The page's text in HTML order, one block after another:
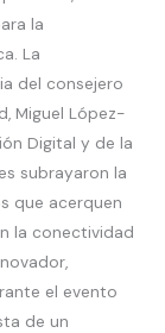
la
La
del consejero
Miguel López-
Digital y de la
subrayaron la
que acerquen
la conectividad
el evento
de un